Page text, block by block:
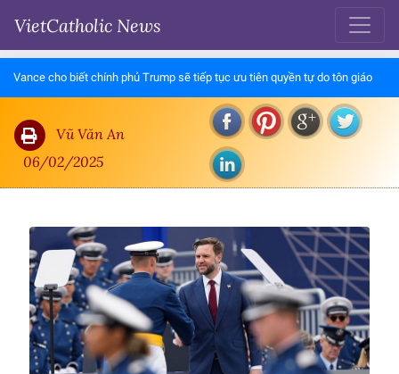
VietCatholic News
Vance cho biết chính phủ Trump sẽ tiếp tục ưu tiên quyền tự do tôn giáo
Vũ Văn An
06/02/2025